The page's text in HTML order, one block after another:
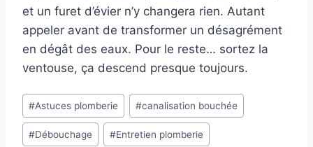
et un furet d’évier n’y changera rien. Autant
appeler avant de transformer un désagrément
en dégât des eaux. Pour le reste… sortez la
ventouse, ça descend presque toujours.
Étiquettes
de
la
#Astuces plomberie #canalisation bouchée
#Débouchage #Entretien plomberie